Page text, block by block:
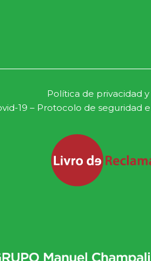
Política de privacidad
19 – Protocolo de seguridad